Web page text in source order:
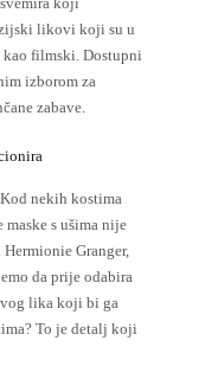
likovi koji su u
filmski. Dostupni
izborom za
zabave.
nekih kostima
s ušima nije
Granger,
da prije odabira
lika koji bi ga
To je detalj koji